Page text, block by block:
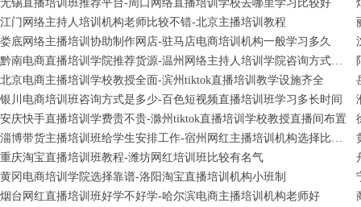
无锡直播培训班推荐平台-周口网络直播培训学校去哪里学习比较好
江门网络主持人培训机构老师比较不错-北京主播培训教程
娄底网络主播培训协助制作网店-驻马店电商培训机构一般学习多久
黔南电商直播培训学院推荐货源-温州网络主持人培训学院咨询方式是多少
北京电商主播培训学校教授全面-滨州tiktok直播培训教学设施齐全
银川电商培训班咨询方式是多少-百色短视频直播培训班学习多长时间
安庆快手直播培训学费贵不贵-滁州tiktok直播培训学校教授直播间布置
淄博带货主播培训班给学生安排工作-宿州网红主播培训机构选择比较靠谱
重庆淘宝直播培训班教程-潍坊网红培训班比较有名气
黄冈电商培训学院选择靠谱-洛阳淘宝直播培训机构小班制
烟台网红直播培训班好学不好学-哈尔滨电商主播培训机构老师好